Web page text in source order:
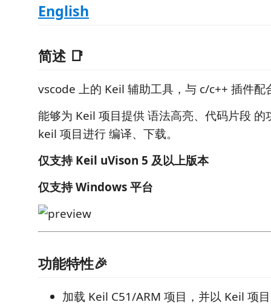
English
简述 📑
vscode 上的 Keil 辅助工具，与 c/c++ 插件配
能够为 Keil 项目提供 语法高亮、代码片段 的
keil 项目进行 编译、下载。
仅支持 Keil uVison 5 及以上版本
仅支持 Windows 平台
功能特性🎉
加载 Keil C51/ARM 项目，并以 Keil 项